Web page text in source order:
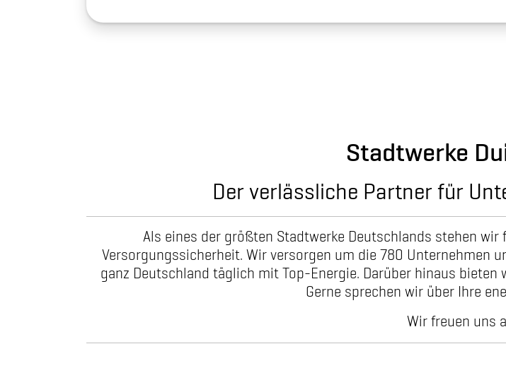
Stadtwerke
Der verlässliche Partner für
Als eines der größten Stadtwerke Deutschlands stehen
Versorgungssicherheit. Wir versorgen um die 780 Unternehmen
ganz Deutschland täglich mit Top-Energie. Darüber hinaus
Gerne sprechen wir über Ihre
Wir freuen uns